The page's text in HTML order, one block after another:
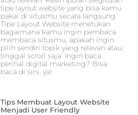
tipe layout website yang bisa kamu
pakai di situsmu secara langsung.
Tipe Layout Website menetukan
bagaimana kamu ingin pembaca
membaca situsmu, apakah ingin
pilih sendiri topik yang relevan atau
tinggal scroll saja. Ingin baca
perihal digital marketing? Bisa
baca di sini, ya!
Tips Membuat Layout Website
Menjadi User Friendly